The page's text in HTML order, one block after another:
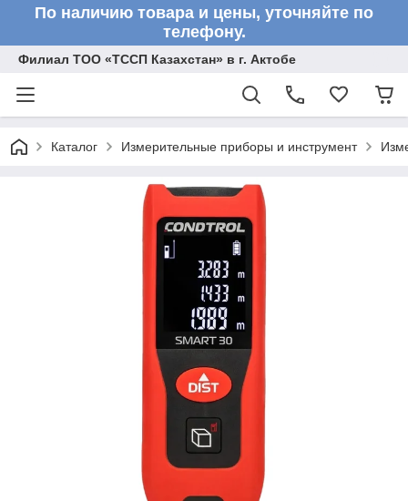
По наличию товара и цены, уточняйте по
телефону.
Филиал ТОО «ТССП Казахстан» в г. Актобе
Каталог Измерительные приборы и инструмент